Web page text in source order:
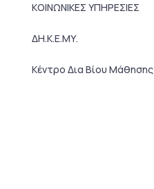
ΚΟΙΝΩΝΙΚΕΣ ΥΠΗΡΕΣΙΕΣ
ΔΗ.Κ.Ε.ΜΥ.
Κέντρο Δια Βίου Μάθησης